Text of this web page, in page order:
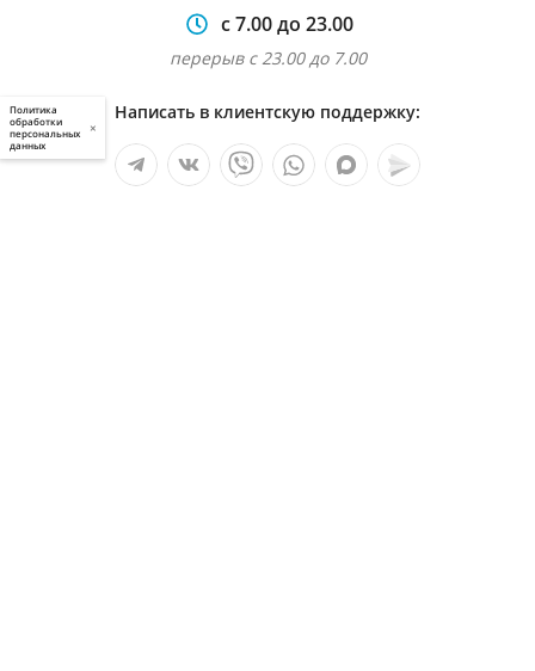
с 7.00 до 23.00
перерыв с 23.00 до 7.00
Написать в клиентскую поддержку:
Политика
обработки
персональных
данных
×